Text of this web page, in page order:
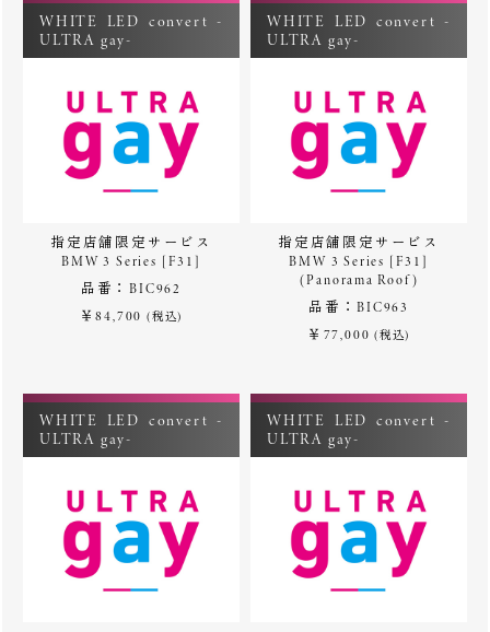
WHITE LED convert -
ULTRA gay-
指定店舗限定サービス
BMW 3 Series [F31]
品番：BIC962
￥84,700(税込)
WHITE LED convert -
ULTRA gay-
指定店舗限定サービス
BMW 3 Series [F31]
(Panorama Roof)
品番：BIC963
￥77,000(税込)
WHITE LED convert -
ULTRA gay-
WHITE LED convert -
ULTRA gay-